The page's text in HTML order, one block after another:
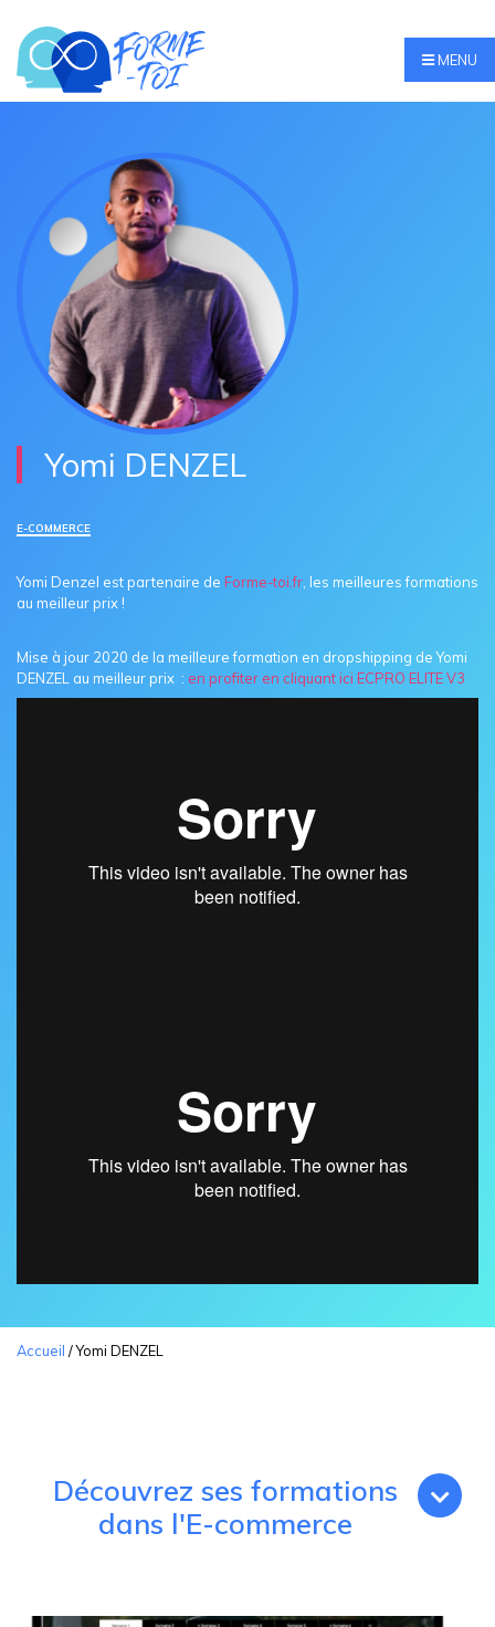
MENU
Yomi DENZEL
E-COMMERCE
Yomi Denzel est partenaire de Forme-toi.fr , les meilleures formations
au meilleur prix !
Mise à jour 2020 de la meilleure formation en dropshipping de Yomi
DENZEL au meilleur prix : en profiter en cliquant ici ECPRO ELITE V3
Accueil /Yomi DENZEL
Découvrez ses formations
dans l'E-commerce